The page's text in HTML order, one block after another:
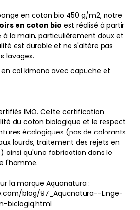
en coton bio 450 g/m2, notre
en coton bio est réalisé à partir
la main, particulièrement doux et
est durable et ne s'altère pas
lavages.
col kimono avec capuche et
IMO. Cette certification
du coton biologique et le respect
écologiques (pas de colorants
lourds, traitement des rejets en
ainsi qu'une fabrication dans le
l'homme.
la marque Aquanatura :
blog/97_Aquanatura--Linge-
biologiq.html